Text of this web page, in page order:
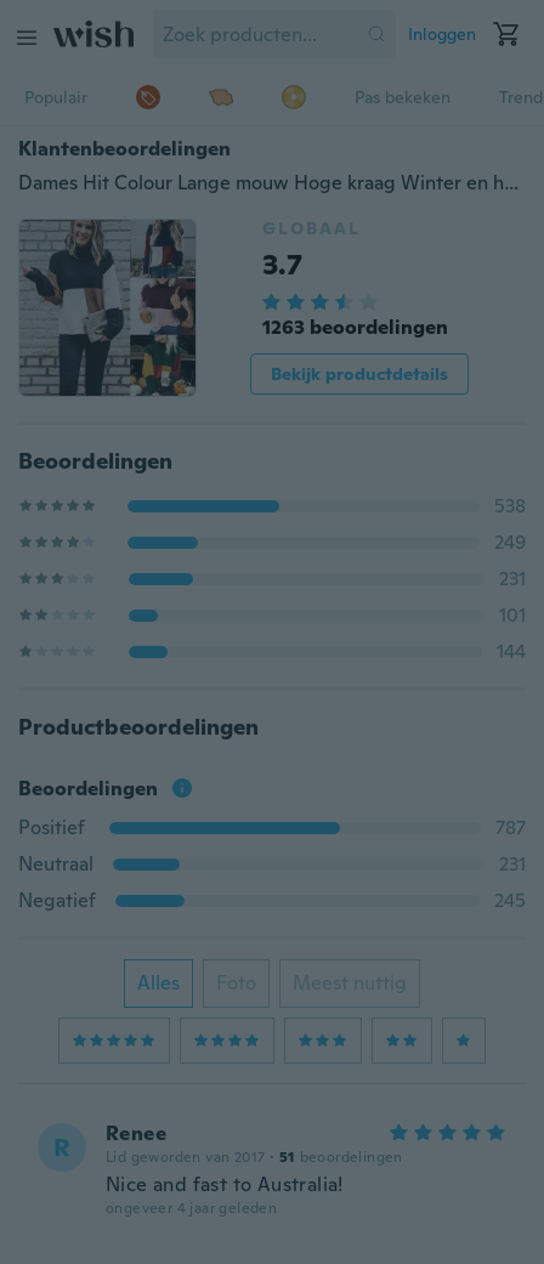
Inloggen
Populair Pas bekeken
Klantenbeoordelingen
Dames Hit Colour Lange mouw Hoge kraag Winter en herfst Splicing Gekleurde sweater Top
GLOBAAL
3.7
1263 beoordelingen
Bekijk productdetails
Beoordelingen
538
249
231
101
144
Productbeoordelingen
Beoordelingen
Positief
787
Neutraal
231
Negatief
245
Alles Foto Meest nuttig
R Renee
Lid geworden van 2017 · 51 beoordelingen
Nice and fast to Australia!
ongeveer 4 jaar geleden